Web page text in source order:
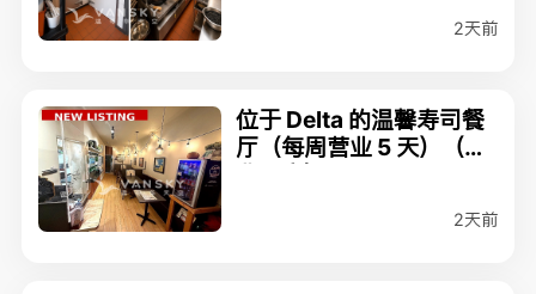
2天前
位于 Delta 的温馨寿司餐
厅（每周营业 5 天）（商
2天前